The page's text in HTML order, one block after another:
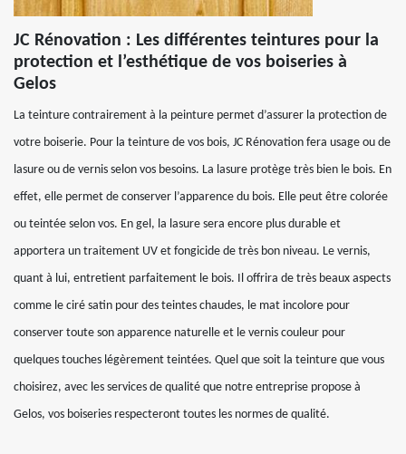
JC Rénovation : Les différentes teintures pour la
protection et l’esthétique de vos boiseries à
Gelos
La teinture contrairement à la peinture permet d’assurer la protection de
votre boiserie. Pour la teinture de vos bois, JC Rénovation fera usage ou de
lasure ou de vernis selon vos besoins. La lasure protège très bien le bois. En
effet, elle permet de conserver l’apparence du bois. Elle peut être colorée
ou teintée selon vos. En gel, la lasure sera encore plus durable et
apportera un traitement UV et fongicide de très bon niveau. Le vernis,
quant à lui, entretient parfaitement le bois. Il offrira de très beaux aspects
comme le ciré satin pour des teintes chaudes, le mat incolore pour
conserver toute son apparence naturelle et le vernis couleur pour
quelques touches légèrement teintées. Quel que soit la teinture que vous
choisirez, avec les services de qualité que notre entreprise propose à
Gelos, vos boiseries respecteront toutes les normes de qualité.